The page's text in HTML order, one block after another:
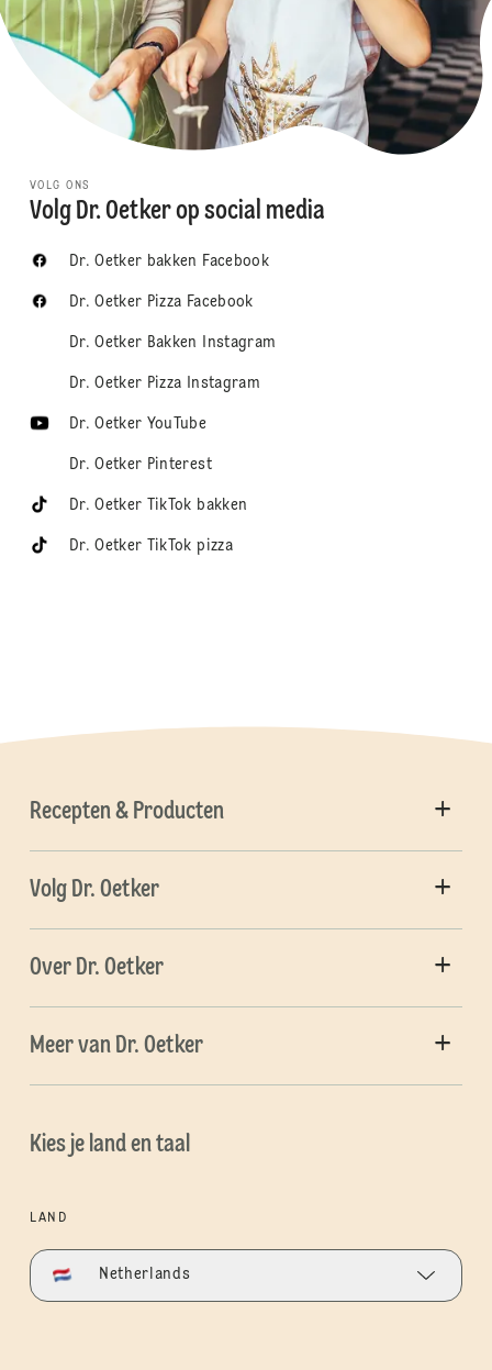
VOLG ONS
Volg Dr. Oetker op social media
Dr. Oetker bakken Facebook
Dr. Oetker Pizza Facebook
Dr. Oetker Bakken Instagram
Dr. Oetker Pizza Instagram
Dr. Oetker YouTube
Dr. Oetker Pinterest
Dr. Oetker TikTok bakken
Dr. Oetker TikTok pizza
Recepten & Producten
Volg Dr. Oetker
Over Dr. Oetker
Meer van Dr. Oetker
Kies je land en taal
LAND
Netherlands